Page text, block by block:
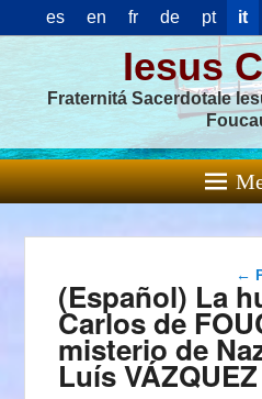
es en fr de pt it
Iesus
Fraternitá Sacerdotale
←
(Español) La
Carlos de
misterio de
Luís